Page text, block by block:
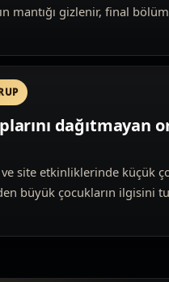
mantığı gizlenir, final
dağıtmayan
site etkinliklerinde küçük
büyük çocukların ilgisini